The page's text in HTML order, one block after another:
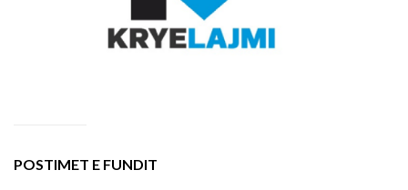
POSTIMET E FUNDIT